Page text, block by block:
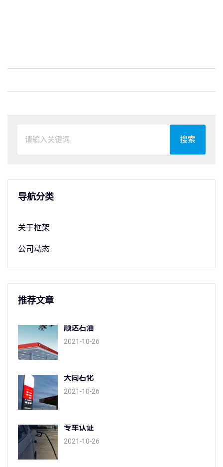
搜索
导航分类
关于框架
公司动态
推荐文章
顺达石油
2021-10-26
大同石化
2021-10-26
专车认证
2021-10-26